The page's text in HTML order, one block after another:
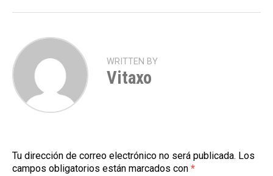
WRITTEN BY
Vitaxo
Tu dirección de correo electrónico no será publicada. Los
campos obligatorios están marcados con *